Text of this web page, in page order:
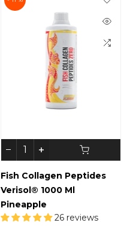
Fish Collagen Peptides
Verisol® 1000 Ml
Pineapple
26 reviews